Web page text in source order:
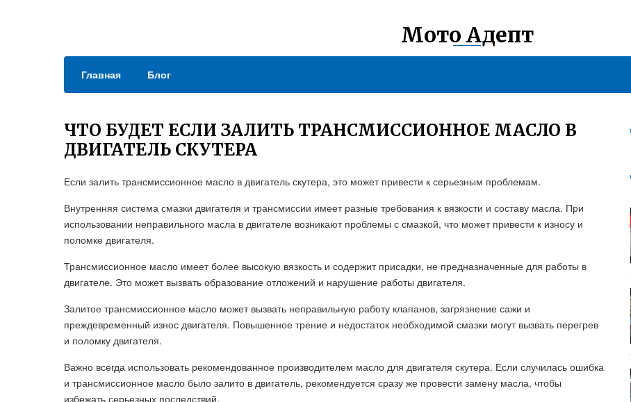
Мото Адепт
Главная Блог
ЧТО БУДЕТ ЕСЛИ ЗАЛИТЬ ТРАНСМИССИОННОЕ МАСЛО В
ДВИГАТЕЛЬ СКУТЕРА
Если залить трансмиссионное масло в двигатель скутера, это может привести к серьезным проблемам.
Внутренняя система смазки двигателя и трансмиссии имеет разные требования к вязкости и составу масла. При
использовании неправильного масла в двигателе возникают проблемы с смазкой, что может привести к износу и
поломке двигателя.
Трансмиссионное масло имеет более высокую вязкость и содержит присадки, не предназначенные для работы в
двигателе. Это может вызвать образование отложений и нарушение работы двигателя.
Залитое трансмиссионное масло может вызвать неправильную работу клапанов, загрязнение сажи и
преждевременный износ двигателя. Повышенное трение и недостаток необходимой смазки могут вызвать перегрев
и поломку двигателя.
Важно всегда использовать рекомендованное производителем масло для двигателя скутера. Если случилась ошибка
и трансмиссионное масло было залито в двигатель, рекомендуется сразу же провести замену масла, чтобы
избежать серьезных последствий.